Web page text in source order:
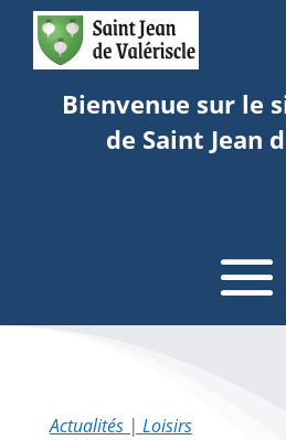
Bienvenue sur le
de Saint Jean
Actualités| Loisirs